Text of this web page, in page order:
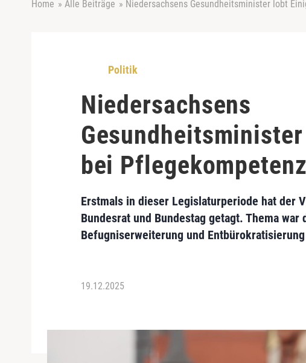
Home » Alle Beiträge » Niedersachsens Gesundheitsminister lobt
Politik
Niedersachsens
bei
Erstmals in dieser Legislaturperiode hat der
Bundesrat und Bundestag getagt. Thema war
Befugniserweiterung und
19.12.2025